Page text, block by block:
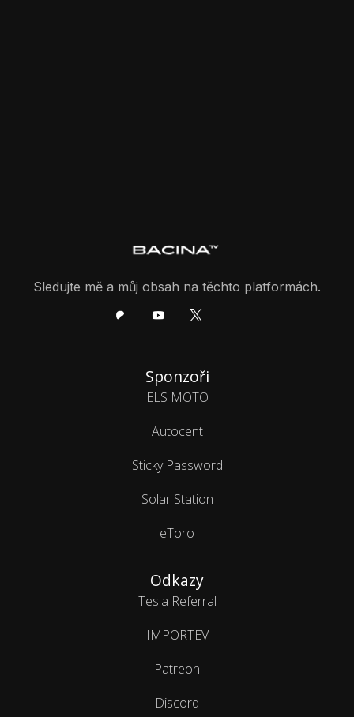
Sledujte mě a můj obsah na těchto platformách.
Sponzoři
ELS MOTO
Autocent
Sticky Password
Solar Station
eToro
Odkazy
Tesla Referral
IMPORTEV
Patreon
Discord